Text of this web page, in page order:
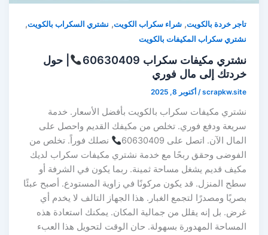
تاجر خردة بالكويت, شراء سكراب الكويت, نشتري السكراب بالكويت,
نشتري سكراب المكيفات بالكويت
نشتري مكيفات سكراب 60630409
| حول
خردتك إلى مال فوري
scrapkw.site
/ أكتوبر 8, 2025
نشتري مكيفات سكراب بالكويت بأفضل الأسعار. خدمة
سريعة ودفع فوري. تخلص من مكيفك القديم واحصل على
المال الآن. اتصل على 60630409
نصلك فوراً. تخلص من
الفوضى وحقق ربحًا مع خدمة نشتري مكيفات سكراب لديك
مكيف قديم يشغل مساحة ثمينة. ربما يكون في الشرفة أو
سطح المنزل. قد يكون مركونًا في زاوية المستودع. أصبح عبئًا
بصريًا ومصدرًا لتجمع الغبار. هذا الجهاز التالف لا يخدم أي
غرض. بل إنه يقلل من جمالية المكان. يمكنك استعادة هذه
المساحة المهدورة بسهولة. حان الوقت لتحويل هذا العبء